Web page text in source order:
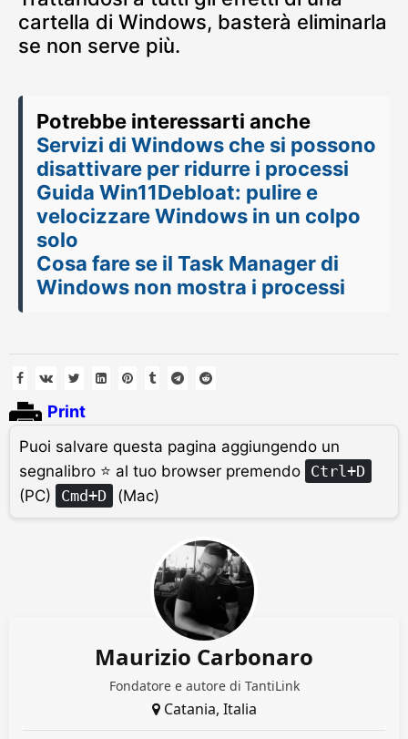
cartella di Windows, basterà eliminarla
se non serve più.
Potrebbe interessarti anche
Servizi di Windows che si possono
disattivare per ridurre i processi
Guida Win11Debloat: pulire e
velocizzare Windows in un colpo
solo
Cosa fare se il Task Manager di
Windows non mostra i processi
Print
Puoi salvare questa pagina aggiungendo un
segnalibro ⭐ al tuo browser premendo Ctrl+D
(PC)
Cmd+D (Mac)
Maurizio Carbonaro
Fondatore e autore di TantiLink
Catania, Italia